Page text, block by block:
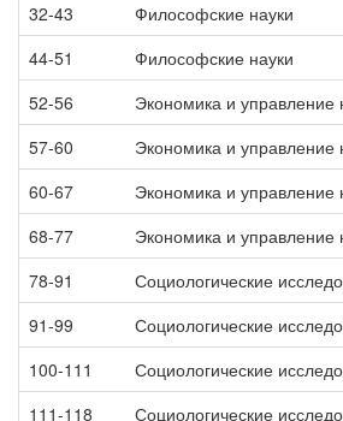
32-43
Философские науки
44-51
Философские науки
52-56
Экономика и
57-60
Экономика и
60-67
Экономика и
68-77
Экономика и
78-91
Социологические
91-99
Социологические
100-111
Социологические
111-118
Социологические